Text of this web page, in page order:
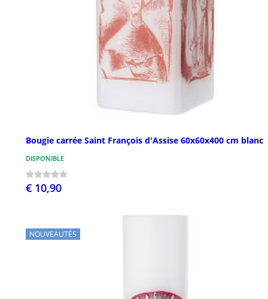
Bougie carrée Saint François d'Assise 60x60x400 cm blanc
DISPONIBLE
€ 10,90
NOUVEAUTÉS